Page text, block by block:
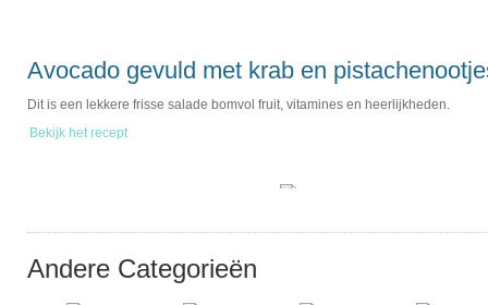
Avocado gevuld met krab en
Dit is een lekkere frisse salade bomvol fruit, vitamines en heerlijkheden.
Bekijk het recept
Andere Categorieën